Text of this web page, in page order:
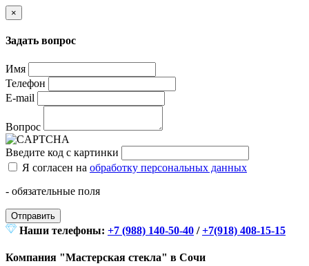
×
Задать вопрос
Имя
Телефон
E-mail
Вопрос
Введите код с картинки
Я согласен на обработку персональных данных
- обязательные поля
Отправить
Наши телефоны: +7 (988) 140-50-40 /+7(918) 408-15-15
Компания "Мастерская стекла" в Сочи